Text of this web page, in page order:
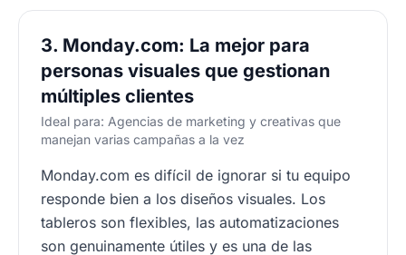
3. Monday.com: La mejor para
personas visuales que gestionan
múltiples clientes
Ideal para: Agencias de marketing y creativas que
manejan varias campañas a la vez
Monday.com es difícil de ignorar si tu equipo
responde bien a los diseños visuales. Los
tableros son flexibles, las automatizaciones
son genuinamente útiles y es una de las